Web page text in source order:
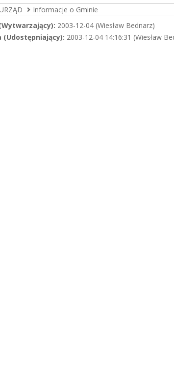
Informacje o Gminie
2003-12-04 (Wiesław Bednarz)
2003-12-04 14:16:31 (Wiesław